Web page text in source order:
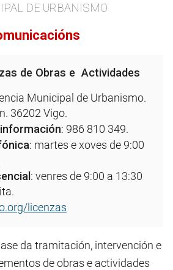
DE URBANISMO
de Obras e Actividades
Municipal de Urbanismo.
36202 Vigo.
: 986 810 349.
: martes e xoves de 9:00
: venres de 9:00 a 13:30
licenzas
da tramitación, intervención e
de obras e actividades